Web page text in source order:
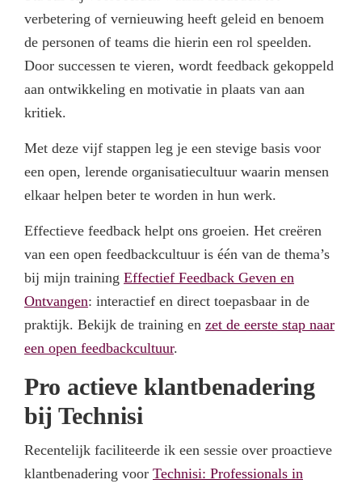
verbetering of vernieuwing heeft geleid en benoem
de personen of teams die hierin een rol speelden.
Door successen te vieren, wordt feedback gekoppeld
aan ontwikkeling en motivatie in plaats van aan
kritiek.
Met deze vijf stappen leg je een stevige basis voor
een open, lerende organisatiecultuur waarin mensen
elkaar helpen beter te worden in hun werk.
Effectieve feedback helpt ons groeien. Het creëren
van een open feedbackcultuur is één van de thema’s
bij mijn training Effectief Feedback Geven en
Ontvangen: interactief en direct toepasbaar in de
praktijk. Bekijk de training en zet de eerste stap naar
een open feedbackcultuur.
Pro actieve klantbenadering
bij Technisi
Recentelijk faciliteerde ik een sessie over proactieve
klantbenadering voor Technisi: Professionals in